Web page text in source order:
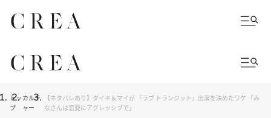
トッ
プ
カルチ
ャー
【ネタバレあり】ダイキ＆マイが 『ラブ トランジット』出演を決めたワケ 「み
なさんは恋愛にアグレッシブで」